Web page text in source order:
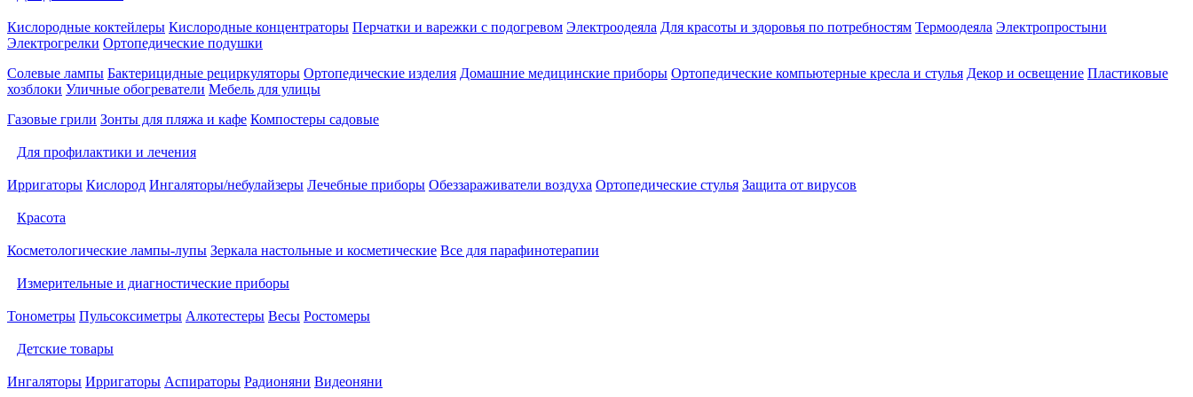
Кислородные коктейлеры Кислородные концентраторы Перчатки и варежки с подогревом Электроодеяла Для красоты и здоровья по потребностям Термоодеяла Электропростыни
Электрогрелки Ортопедические подушки
Солевые лампы Бактерицидные рециркуляторы Ортопедические изделия Домашние медицинские приборы Ортопедические компьютерные кресла и стулья Декор и освещение Пластиковые
хозблоки Уличные обогреватели Мебель для улицы
Газовые грили Зонты для пляжа и кафе Компостеры садовые
Для профилактики и лечения
Ирригаторы Кислород Ингаляторы/небулайзеры Лечебные приборы Обеззараживатели воздуха Ортопедические стулья Защита от вирусов
Красота
Косметологические лампы-лупы Зеркала настольные и косметические Все для парафинотерапии
Измерительные и диагностические приборы
Тонометры Пульсоксиметры Алкотестеры Весы Ростомеры
Детские товары
Ингаляторы Ирригаторы Аспираторы Радионяни Видеоняни